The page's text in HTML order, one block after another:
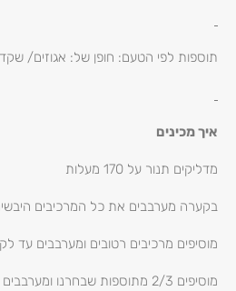
תוספות לפי הטעם: חופן של: אגוזים/
איך מכינים
מדליקים תנור על 170 מעלות
בקערה מערבבים את כל המרכיבים
מוסיפים מרכיבים רטובים ומערבבים
מוסיפים 2/3 מתוספות שבחרנו ומערבבים בעדינות.